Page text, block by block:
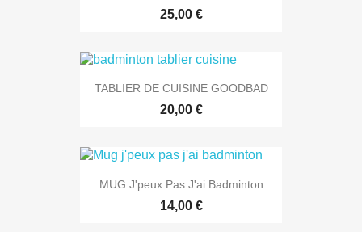
25,00 €
TABLIER DE CUISINE GOODBAD
20,00 €
MUG J'peux Pas J'ai Badminton
14,00 €